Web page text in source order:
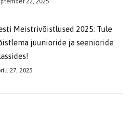
Meistrivõistlused 2025: Tule
juunioride ja seenioride
27, 2025